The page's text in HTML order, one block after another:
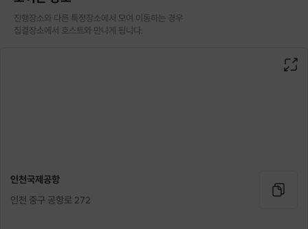
진행장소와 다른 특정장소에서 모여 이동하는 경우
집결장소에서 호스트와 만나게 됩니다.
인천국제공항
인천 중구 공항로 272